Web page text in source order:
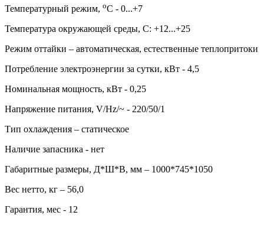
Температурный режим, оС - 0...+7
Температура окружающей среды, С: +12...+25
Режим оттайки – автоматическая, естественные теплопритоки
Потребление электроэнергии за сутки, кВт - 4,5
Номинальная мощность, кВт - 0,25
Напряжение питания, V/Hz/~ - 220/50/1
Тип охлаждения – статическое
Наличие запасника - нет
Габаритные размеры, Д*Ш*В, мм – 1000*745*1050
Вес нетто, кг – 56,0
Гарантия, мес - 12